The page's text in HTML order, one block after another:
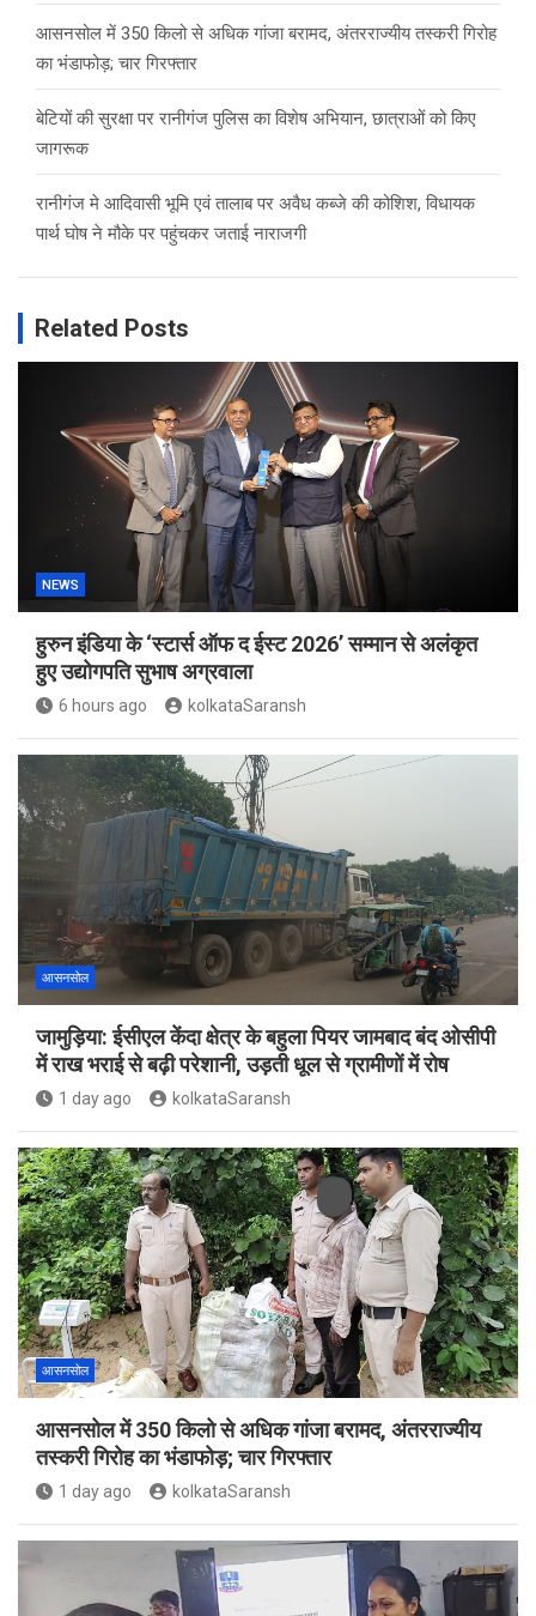
आसनसोल में 350 किलो से अधिक गांजा बरामद, अंतरराज्यीय तस्करी गिरोह
का भंडाफोड़; चार गिरफ्तार
बेटियों की सुरक्षा पर रानीगंज पुलिस का विशेष अभियान, छात्राओं को किए
जागरूक
रानीगंज मे आदिवासी भूमि एवं तालाब पर अवैध कब्जे की कोशिश, विधायक
पार्थ घोष ने मौके पर पहुंचकर जताई नाराजगी
Related Posts
NEWS
हुरुन इंडिया के ‘स्टार्स ऑफ द ईस्ट 2026’ सम्मान से अलंकृत
हुए उद्योगपति सुभाष अग्रवाला
6 hours ago kolkataSaransh
आसनसोल
जामुड़िया: ईसीएल केंदा क्षेत्र के बहुला पियर जामबाद बंद ओसीपी
में राख भराई से बढ़ी परेशानी, उड़ती धूल से ग्रामीणों में रोष
1 day ago kolkataSaransh
आसनसोल
आसनसोल में 350 किलो से अधिक गांजा बरामद, अंतरराज्यीय
तस्करी गिरोह का भंडाफोड़; चार गिरफ्तार
1 day ago kolkataSaransh